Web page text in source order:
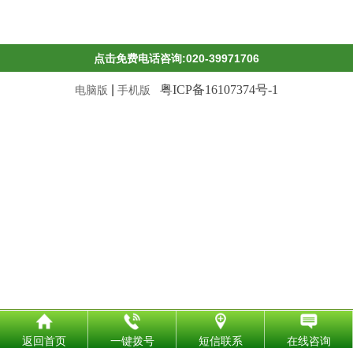
点击免费电话咨询:020-39971706
电脑版 手机版 粤ICP备16107374号-1
返回首页 一键拨号 短信联系 在线咨询